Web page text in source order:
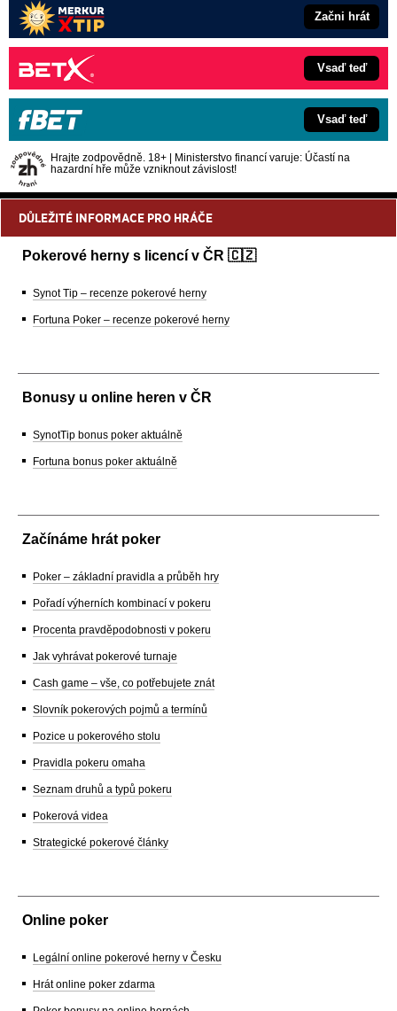
Začni hrát
Vsaď teď
Vsaď teď
Hrajte zodpovědně. 18+ | Ministerstvo financí varuje: Účastí na
hazardní hře může vzniknout závislost!
DŮLEŽITÉ INFORMACE PRO HRÁČE
Pokerové herny s licencí v ČR 🇨🇿
Synot Tip – recenze pokerové herny
Fortuna Poker – recenze pokerové herny
Bonusy u online heren v ČR
SynotTip bonus poker aktuálně
Fortuna bonus poker aktuálně
Začínáme hrát poker
Poker – základní pravidla a průběh hry
Pořadí výherních kombinací v pokeru
Procenta pravděpodobnosti v pokeru
Jak vyhrávat pokerové turnaje
Cash game – vše, co potřebujete znát
Slovník pokerových pojmů a termínů
Pozice u pokerového stolu
Pravidla pokeru omaha
Seznam druhů a typů pokeru
Pokerová videa
Strategické pokerové články
Online poker
Legální online pokerové herny v Česku
Hrát online poker zdarma